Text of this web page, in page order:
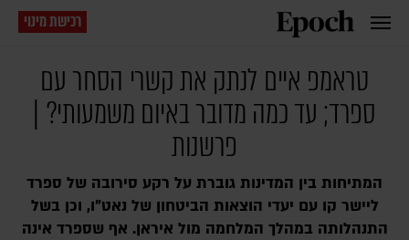
רכישת מינוי
טראמפ איים לנתק את קשרי הסחר עם
ספרד; עד כמה מדובר באיום משמעותי? |
פרשנות
המתיחות בין המדינות גוברת על רקע סירובה של ספרד
ליישר קו עם יעדי הוצאות הביטחון של נאט"ו, וכן בשל
התנהלותה במהלך המלחמה מול איראן. אף שספרד אינה